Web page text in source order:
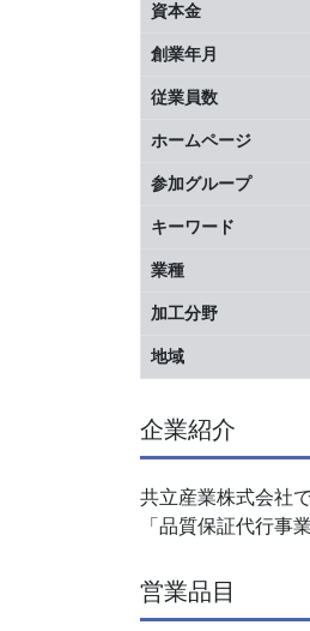
資本金
創業年月
従業員数
ホームページ
参加グループ
キーワード
業種
加工分野
地域
企業紹介
共立産業株式会社
「品質保証代行事
営業品目